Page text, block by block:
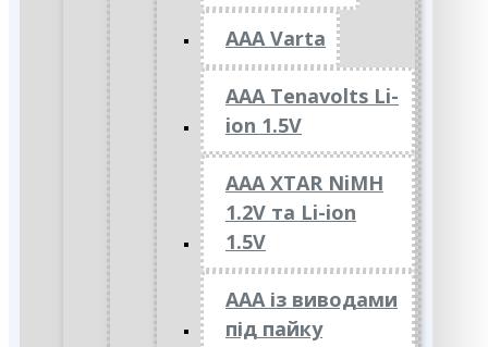
AAA Varta
AAA Tenavolts Li-
ion 1.5V
AAA XTAR NiMH
1.2V та Li-ion
1.5V
ААА із виводами
під пайку